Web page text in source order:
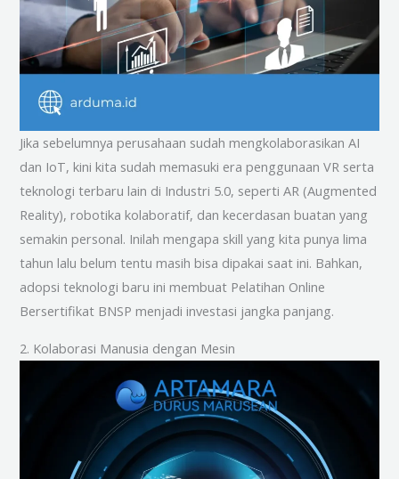
Jika sebelumnya perusahaan sudah mengkolaborasikan AI
dan IoT, kini kita sudah memasuki era penggunaan VR serta
teknologi terbaru lain di Industri 5.0, seperti AR (Augmented
Reality), robotika kolaboratif, dan kecerdasan buatan yang
semakin personal. Inilah mengapa skill yang kita punya lima
tahun lalu belum tentu masih bisa dipakai saat ini. Bahkan,
adopsi teknologi baru ini membuat Pelatihan Online
Bersertifikat BNSP menjadi investasi jangka panjang.
2. Kolaborasi Manusia dengan Mesin